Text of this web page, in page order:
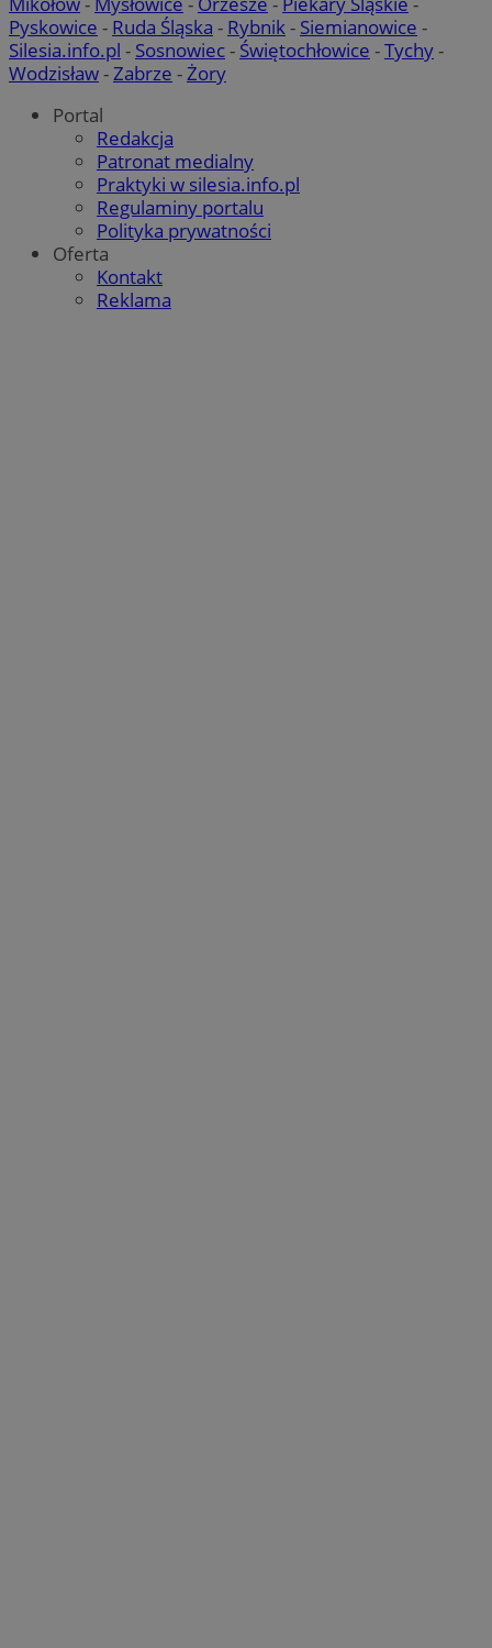
Pyskowice - Ruda Śląska - Rybnik- Siemianowice -
Silesia.info.pl - Sosnowiec- Świętochłowice -Tychy-
Wodzisław-Zabrze -Żory
Portal
Redakcja
Patronat medialny
Praktyki w silesia.info.pl
Regulaminy portalu
Polityka prywatności
Oferta
Kontakt
Reklama